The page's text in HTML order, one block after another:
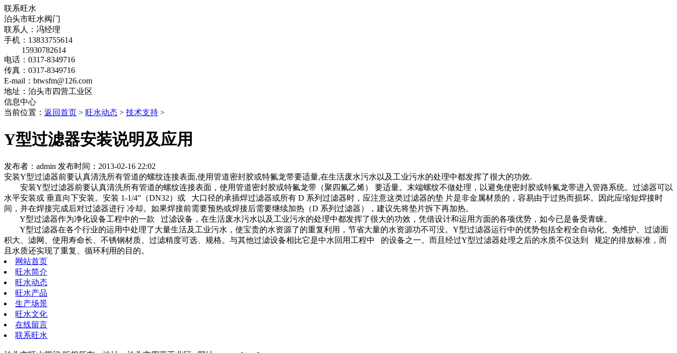
联系旺水
泊头市旺水阀门
联系人：冯经理
手机：13833755614
15930782614
电话：0317-8349716
传真：0317-8349716
E-mail：btwsfm@126.com
地址：泊头市四营工业区
信息中心
当前位置： 返回首页 > 旺水动态 > 技术支持 >
Y型过滤器安装说明及应用
发布者：admin 发布时间：2013-02-16 22:02
安装Y型过滤器前要认真清洗所有管道的螺纹连接表面,使用管道密封胶或特氟龙带要适量,在生活废水污水以及工业污水的处理中都发挥了很大的功效.
安装Y型过滤器前要认真清洗所有管道的螺纹连接表面，使用管道密封胶或特氟龙带（聚四氟乙烯） 要适量。末端螺纹不做处理，以避免使密封胶或特氟龙带进入管路系统。过滤器可以
水平安装或 垂直向下安装。安装 1-1/4”（DN32）或 大口径的承插焊过滤器或所有 D 系列过滤器时，应注意这类过滤器的垫 片是非金属材质的，容易由于过热而损坏。因此应缩短焊接时
间，并在焊接完成后对过滤器进行 冷却。如果焊接前需要预热或焊接后需要继续加热（D 系列过滤器），建议先将垫片拆下再加热。
Y型过滤器作为净化设备工程中的一款 过滤设备，在生活废水污水以及工业污水的处理中都发挥了很大的功效，凭借设计和运用方面的各项优势，如今已是备受青睐。
Y型过滤器在各个行业的运用中处理了大量生活及工业污水，使宝贵的水资源了的重复利用，节省大量的水资源功不可没。Y型过滤器运行中的优势包括全程全自动化、免维护、过滤面
积大、滤网、使用寿命长、不锈钢材质、过滤精度可选、规格。与其他过滤设备相比它是中水回用工程中 的设备之一。而且经过Y型过滤器处理之后的水质不仅达到 规定的排放标准，而
且水质还实现了重复、循环利用的目的。
网站首页
旺水简介
旺水动态
旺水产品
生产场景
旺水文化
在线留言
联系旺水